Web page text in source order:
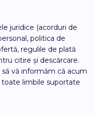
juridice (acorduri de
politica de
regulile de plată
citire și descărcare.
vă informăm că acum
limbile suportate